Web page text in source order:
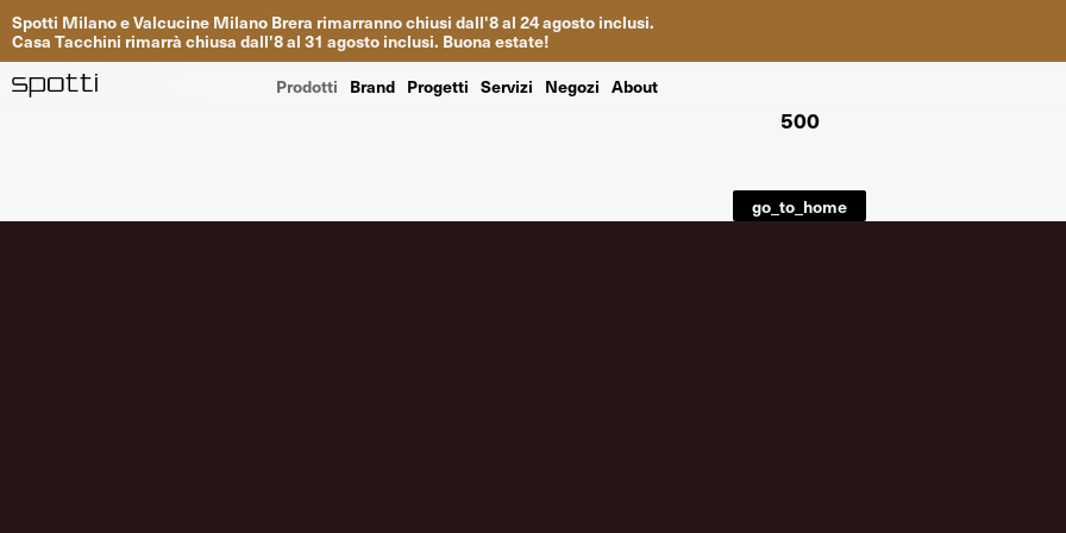
Spotti MilanoeValcucine Milano Brera rimarrannochiusi dall'8al 24agosto inclusi.
Casa Tacchini rimarrà chiusa dall'8al 31 agosto inclusi. Buona estate!
Prodotti Brand Progetti Servizi Negozi About
500
go_to_home